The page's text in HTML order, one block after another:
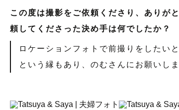
この度は撮影をご依頼くださり、ありが
頼してくださった決め手は何でしたか？
ロケーションフォトで前撮りをしたい
という縁もあり、のむさんにお願いしま